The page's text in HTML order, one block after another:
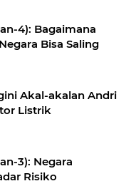
4): Bagaimana
Bisa Saling
Akal-akalan Andri
Listrik
3): Negara
Risiko